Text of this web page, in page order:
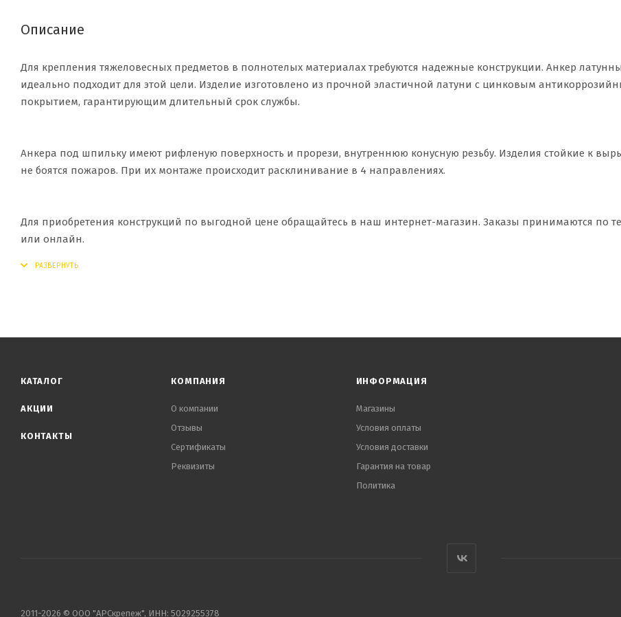
Описание
Для крепления тяжеловесных предметов в полнотелых материалах требуются надежные конструкции. Анкер
идеально подходит для этой цели. Изделие изготовлено из прочной эластичной латуни с цинковым
покрытием, гарантирующим длительный срок службы.
Анкера под шпильку имеют рифленую поверхность и прорези, внутреннюю конусную резьбу. Изделия стойкие к
не боятся пожаров. При их монтаже происходит расклинивание в 4 направлениях.
Для приобретения конструкций по выгодной цене обращайтесь в наш интернет-магазин. Заказы принимаются по
или онлайн.
КАТАЛОГ
АКЦИИ
КОНТАКТЫ
КОМПАНИЯ
О компании
Отзывы
Сертификаты
Реквизиты
ИНФОРМАЦИЯ
Магазины
Условия оплаты
Условия доставки
Гарантия на товар
Политика
2011-2026 © ООО "АРСкрепеж", ИНН: 5029255378